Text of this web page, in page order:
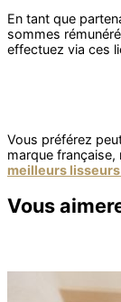
Vous préférez
marque
meilleurs
Vous